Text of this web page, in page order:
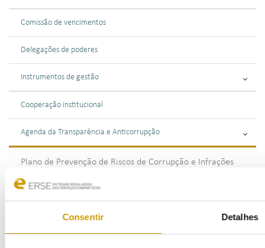
Consentir Detalhes
Comissão de vencimentos
Delegações de poderes
Instrumentos de gestão
Cooperação institucional
Agenda da Transparência e Anticorrupção
Plano de Prevenção de Riscos de Corrupção e Infrações
Conexas
Whistleblowing